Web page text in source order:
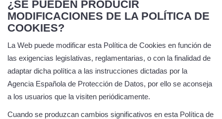
¿SE PUEDEN PRODUCIR
MODIFICACIONES DE LA POLÍTICA DE
COOKIES?
La Web puede modificar esta Política de Cookies en función de
las exigencias legislativas, reglamentarias, o con la finalidad de
adaptar dicha política a las instrucciones dictadas por la
Agencia Española de Protección de Datos, por ello se aconseja
a los usuarios que la visiten periódicamente.
Cuando se produzcan cambios significativos en esta Política de